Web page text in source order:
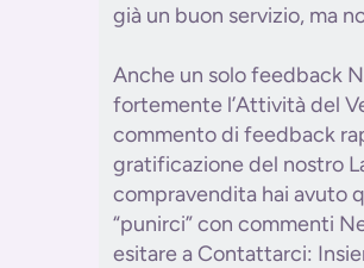
già un buon servizio, ma
Anche un solo feedback
fortemente l’Attività del
commento di feedback
gratificazione del nostro
compravendita hai avuto
“punirci” con commenti
esitare a Contattarci: